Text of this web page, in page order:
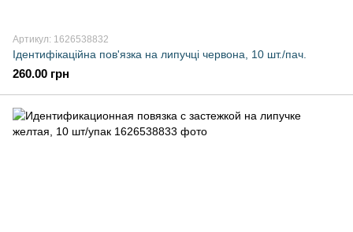
Артикул: 1626538832
Ідентифікаційна пов'язка на липучці червона, 10 шт./пач.
260.00 грн